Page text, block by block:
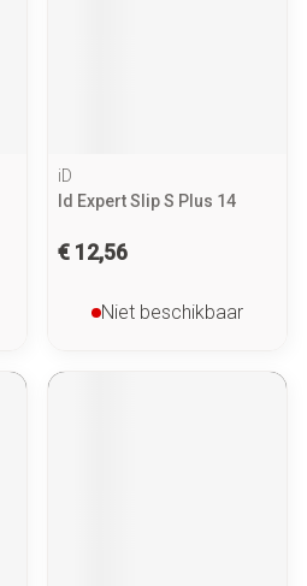
iD
Id Expert Slip S Plus 14
€ 12,56
Niet beschikbaar